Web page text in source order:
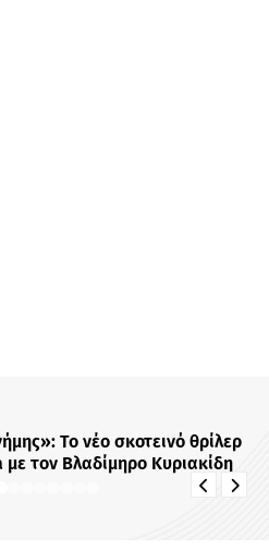
Το νέο σκοτεινό θρίλερ
τον Βλαδίμηρο Κυριακίδη